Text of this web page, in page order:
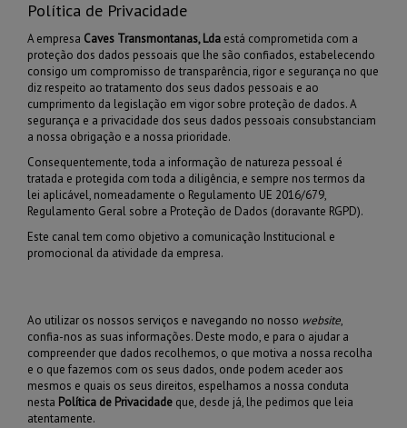
Política de Privacidade
A empresa Caves Transmontanas, Lda está comprometida com a
proteção dos dados pessoais que lhe são confiados, estabelecendo
consigo um compromisso de transparência, rigor e segurança no que
diz respeito ao tratamento dos seus dados pessoais e ao
cumprimento da legislação em vigor sobre proteção de dados. A
segurança e a privacidade dos seus dados pessoais consubstanciam
a nossa obrigação e a nossa prioridade.
Consequentemente, toda a informação de natureza pessoal é
tratada e protegida com toda a diligência, e sempre nos termos da
lei aplicável, nomeadamente o Regulamento UE 2016/679,
Regulamento Geral sobre a Proteção de Dados (doravante RGPD).
Este canal tem como objetivo a comunicação Institucional e
promocional da atividade da empresa.
Ao utilizar os nossos serviços e navegando no nosso website,
confia-nos as suas informações. Deste modo, e para o ajudar a
compreender que dados recolhemos, o que motiva a nossa recolha
e o que fazemos com os seus dados, onde podem aceder aos
mesmos e quais os seus direitos, espelhamos a nossa conduta
nesta Política de Privacidade que, desde já, lhe pedimos que leia
atentamente.